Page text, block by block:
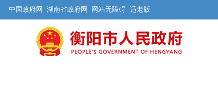
中国政府网 湖南省政府网 网站无障碍 适老版